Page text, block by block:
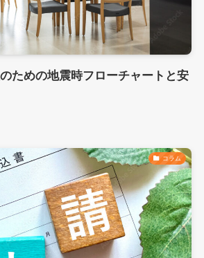
のための地震時フローチャートと安
コラム